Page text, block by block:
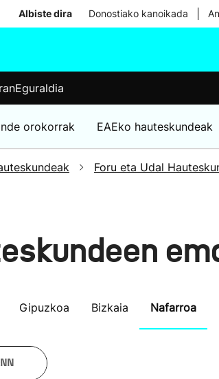
Albiste dira Donostiako kanoikada
Eguraldia
orokorrak EAEko hauteskundeak
Foru eta Udal
Gipuzkoa Bizkaia Nafarroa